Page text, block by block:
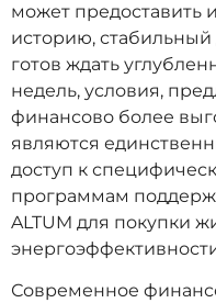
может предоставить
историю,
готов ждать
недель, условия,
финансово более
являются
доступ к
программам
ALTUM для покупки
Современное